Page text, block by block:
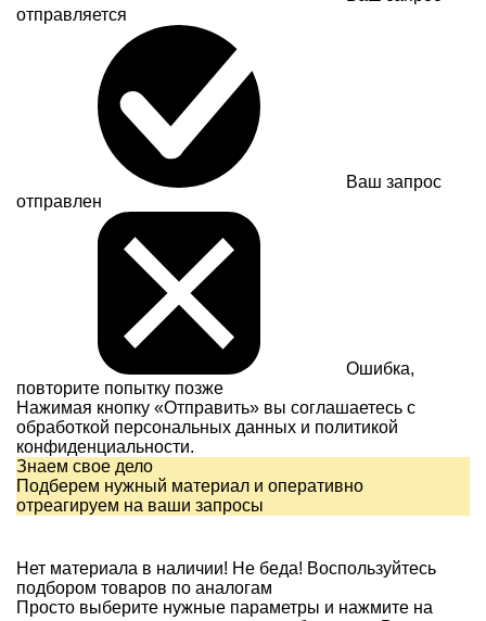
отправляется
Ваш запрос
отправлен
Ошибка,
повторите попытку позже
Нажимая кнопку «Отправить» вы соглашаетесь с
обработкой персональных данных и политикой
конфиденциальности.
Знаем свое дело
Подберем нужный материал и оперативно
отреагируем на ваши запросы
Нет материала в наличии! Не беда! Воспользуйтесь
подбором товаров по аналогам
Просто выберите нужные параметры и нажмите на